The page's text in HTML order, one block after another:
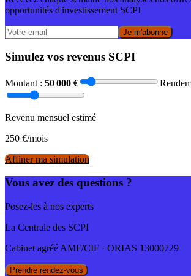
opportunités d'investissement SCPI
Je m'abonne
Simulez vos revenus SCPI
Montant : 50 000 €
Revenu mensuel estimé
250 €/mois
Affiner ma simulation
Vous avez des questions ?
Posez-les à nos experts
La Centrale des SCPI
Cabinet agréé AMF/CIF · ORIAS 13000729
Prendre rendez-vous